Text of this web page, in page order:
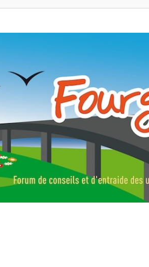
aménagés, vans et de camping-car.